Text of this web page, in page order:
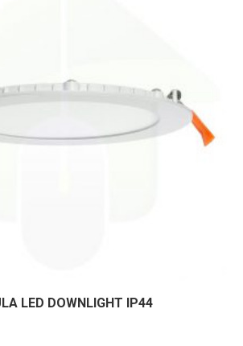
LED DOWNLIGHT IP44